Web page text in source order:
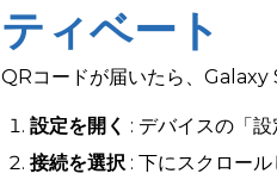
ティベート
QRコードが届いたら、Galaxy
設定を開く : デバイスの「設
接続を選択 : 下にスクロー